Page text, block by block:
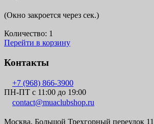
(Окно закроется через сек.)
Количество: 1
Перейти в корзину
Контакты
+7 (968) 866-3900
ПН-ПТ с 11:00 до 19:00
contact@muaclubshop.ru
Москва, Большой Трехгорный переулок